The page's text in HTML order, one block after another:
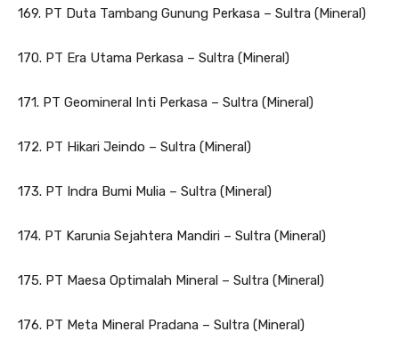
169. PT Duta Tambang Gunung Perkasa – Sultra (Mineral)
170. PT Era Utama Perkasa – Sultra (Mineral)
171. PT Geomineral Inti Perkasa – Sultra (Mineral)
172. PT Hikari Jeindo – Sultra (Mineral)
173. PT Indra Bumi Mulia – Sultra (Mineral)
174. PT Karunia Sejahtera Mandiri – Sultra (Mineral)
175. PT Maesa Optimalah Mineral – Sultra (Mineral)
176. PT Meta Mineral Pradana – Sultra (Mineral)